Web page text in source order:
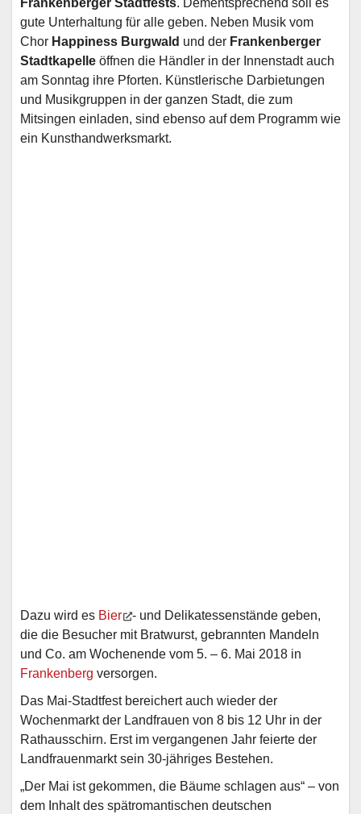
Frankenberger Stadtfests. Dementsprechend soll es
gute Unterhaltung für alle geben. Neben Musik vom
Chor Happiness Burgwald und der Frankenberger
Stadtkapelle öffnen die Händler in der Innenstadt auch
am Sonntag ihre Pforten. Künstlerische Darbietungen
und Musikgruppen in der ganzen Stadt, die zum
Mitsingen einladen, sind ebenso auf dem Programm wie
ein Kunsthandwerksmarkt.
Dazu wird es Bier
- und Delikatessenstände geben,
die die Besucher mit Bratwurst, gebrannten Mandeln
und Co. am Wochenende vom 5. – 6. Mai 2018 in
Frankenberg versorgen.
Das Mai-Stadtfest bereichert auch wieder der
Wochenmarkt der Landfrauen von 8 bis 12 Uhr in der
Rathausschirn. Erst im vergangenen Jahr feierte der
Landfrauenmarkt sein 30-jähriges Bestehen.
„Der Mai ist gekommen, die Bäume schlagen aus“ – von
dem Inhalt des spätromantischen deutschen